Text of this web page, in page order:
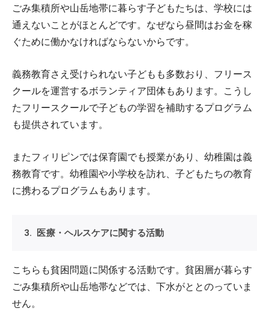
ごみ集積所や山岳地帯に暮らす子どもたちは、学校には
通えないことがほとんどです。なぜなら昼間はお金を稼
ぐために働かなければならないからです。
義務教育さえ受けられない子どもも多数おり、フリース
クールを運営するボランティア団体もあります。こうし
たフリースクールで子どもの学習を補助するプログラム
も提供されています。
またフィリピンでは保育園でも授業があり、幼稚園は義
務教育です。幼稚園や小学校を訪れ、子どもたちの教育
に携わるプログラムもあります。
3. 医療・ヘルスケアに関する活動
こちらも貧困問題に関係する活動です。貧困層が暮らす
ごみ集積所や山岳地帯などでは、下水がととのっていま
せん。